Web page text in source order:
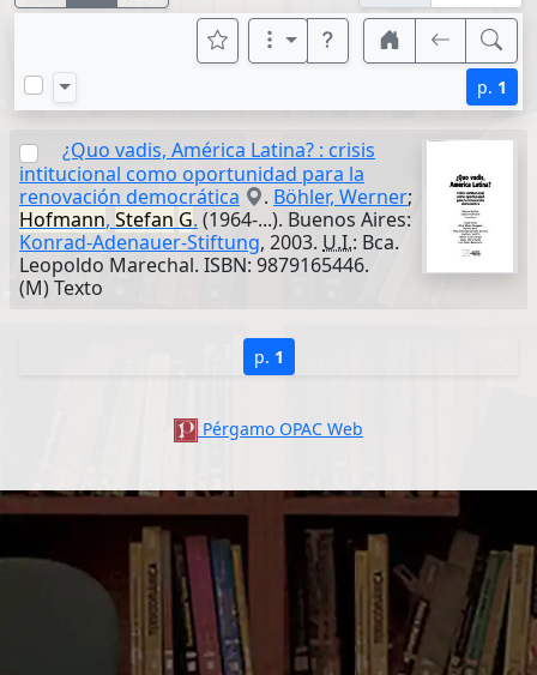
p. 1
¿Quo vadis, América Latina? : crisis
intitucional como oportunidad para la
renovación democrática
. Böhler, Werner;
Hofmann, Stefan G. (1964-...). Buenos Aires:
Konrad-Adenauer-Stiftung, 2003. U.I.: Bca.
Leopoldo Marechal. ISBN: 9879165446.
(M) Texto
p. 1
Pérgamo OPAC Web